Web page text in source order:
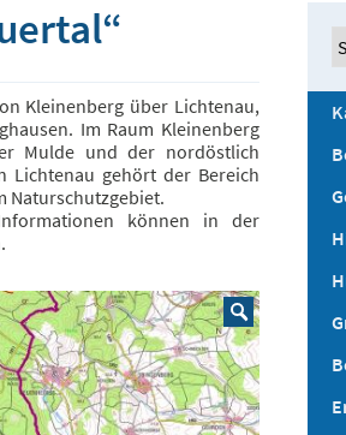
Kleinenberg über Lichtenau,
Im Raum Kleinenberg
Mulde und der nordöstlich
Lichtenau gehört der Bereich
Naturschutzgebiet.
können in der